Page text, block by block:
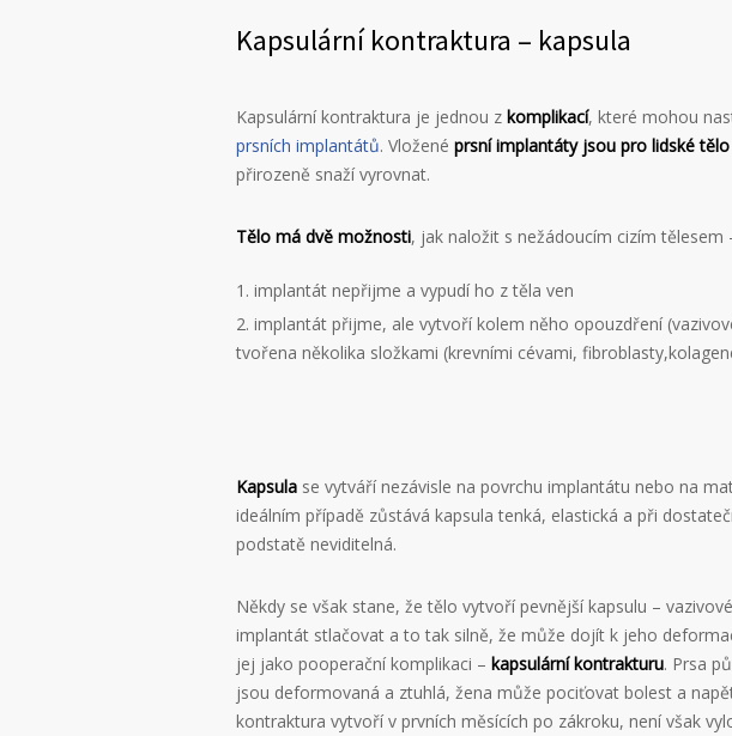
Kapsulární kontraktura – kapsula
Kapsulární kontraktura je jednou z komplikací, které mohou
prsních implantátů. Vložené prsní implantáty jsou pro lidské
přirozeně snaží vyrovnat.
Tělo má dvě možnosti, jak naložit s nežádoucím cizím tělesem
implantát nepřijme a vypudí ho z těla ven
implantát přijme, ale vytvoří kolem něho opouzdření
tvořena několika složkami (krevními cévami,
Kapsula se vytváří nezávisle na povrchu implantátu nebo na
ideálním případě zůstává kapsula tenká, elastická a při
podstatě neviditelná.
Někdy se však stane, že tělo vytvoří pevnější kapsulu –
implantát stlačovat a to tak silně, že může dojít k jeho
jej jako pooperační komplikaci – kapsulární kontrakturu. Prsa
jsou deformovaná a ztuhlá, žena může pociťovat bolest a
kontraktura vytvoří v prvních měsících po zákroku, není však